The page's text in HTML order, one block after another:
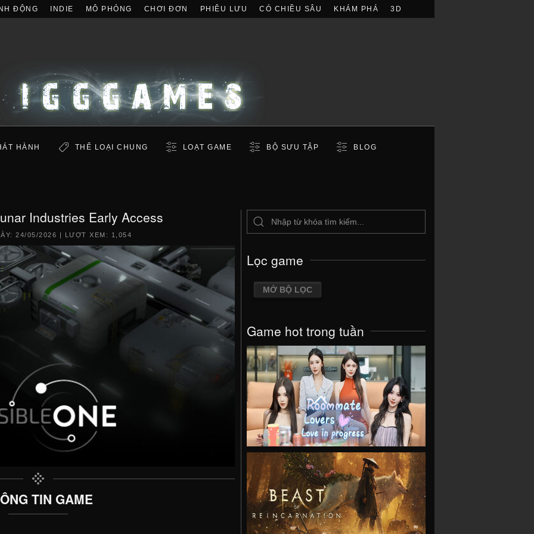
ĐỘNG INDIE MÔ PHỎNG CHƠI ĐƠN PHIÊU LƯU CÓ CHIỀU SÂU KHÁM PHÁ 3D
HÀNH THỂ LOẠI CHUNG LOẠT GAME BỘ SƯU TẬP BLOG
Industries Early Access
24/05/2026 | LƯỢT XEM: 1,054
TIN GAME
Lọc game
MỞ BỘ LỌC
Game hot trong tuần
VIEW
VIEW